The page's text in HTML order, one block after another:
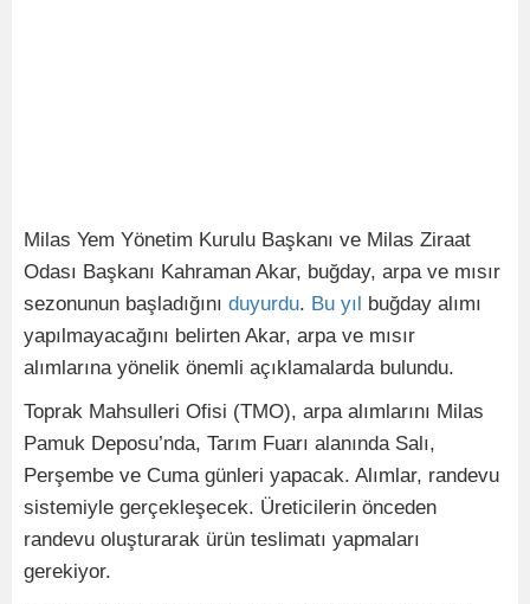
Milas Yem Yönetim Kurulu Başkanı ve Milas Ziraat
Odası Başkanı Kahraman Akar, buğday, arpa ve mısır
sezonunun başladığını duyurdu. Bu yıl buğday alımı
yapılmayacağını belirten Akar, arpa ve mısır
alımlarına yönelik önemli açıklamalarda bulundu.
Toprak Mahsulleri Ofisi (TMO), arpa alımlarını Milas
Pamuk Deposu’nda, Tarım Fuarı alanında Salı,
Perşembe ve Cuma günleri yapacak. Alımlar, randevu
sistemiyle gerçekleşecek. Üreticilerin önceden
randevu oluşturarak ürün teslimatı yapmaları
gerekiyor.